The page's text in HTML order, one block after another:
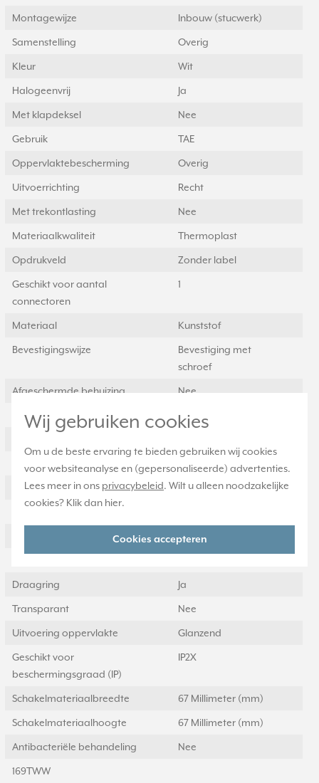
Wij gebruiken cookies
Om u de beste ervaring te bieden gebruiken wij cookies
voor websiteanalyse en (gepersonaliseerde) advertenties.
Lees meer in ons privacybeleid. Wilt u alleen noodzakelijke
cookies? Klik dan hier.
Cookies accepteren
Montagewijze Inbouw (stucwerk)
Samenstelling Overig
Kleur Wit
Halogeenvrij Ja
Met klapdeksel Nee
Gebruik TAE
Oppervlaktebescherming Overig
Uitvoerrichting Recht
Met trekontlasting Nee
Materiaalkwaliteit Thermoplast
Opdrukveld Zonder label
Geschikt voor aantal
connectoren
1
Materiaal Kunststof
Bevestigingswijze
Bevestiging met
schroef
Afgeschermde behuizing Nee
Met verlichting Nee
RAL-nummer (vergelijkbaar) 9016
Met stofbescherming Nee
IK00
Draagring Ja
Transparant Nee
Uitvoering oppervlakte Glanzend
Geschikt voor
beschermingsgraad (IP)
IP2X
Schakelmateriaalbreedte 67 Millimeter (mm)
Schakelmateriaalhoogte 67 Millimeter (mm)
Antibacteriële behandeling Nee
169TWW